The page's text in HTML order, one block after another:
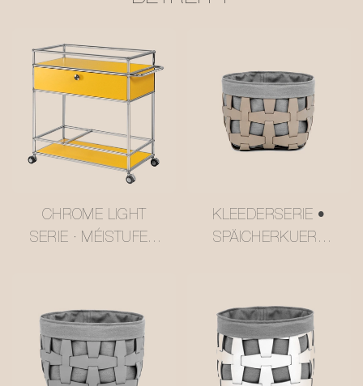
CHROME LIGHT
SERIE · MÉISTUFEG
#MSR2408016
KLEEDERSERIE •
SPÄICHERKUERF